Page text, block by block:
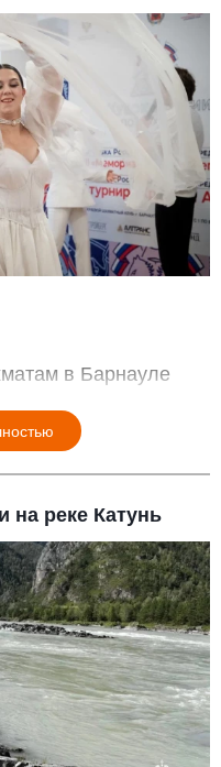
в Барнауле
на реке Катунь